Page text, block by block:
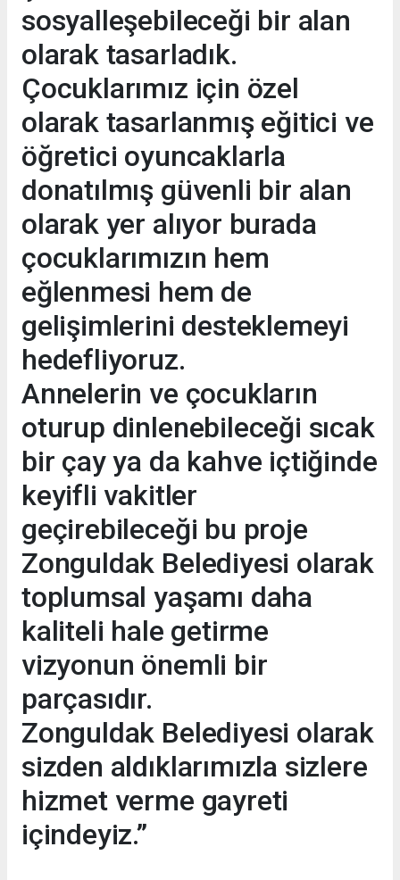
sosyalleşebileceği bir alan
olarak tasarladık.
Çocuklarımız için özel
olarak tasarlanmış eğitici ve
öğretici oyuncaklarla
donatılmış güvenli bir alan
olarak yer alıyor burada
çocuklarımızın hem
eğlenmesi hem de
gelişimlerini desteklemeyi
hedefliyoruz.
Annelerin ve çocukların
oturup dinlenebileceği sıcak
bir çay ya da kahve içtiğinde
keyifli vakitler
geçirebileceği bu proje
Zonguldak Belediyesi olarak
toplumsal yaşamı daha
kaliteli hale getirme
vizyonun önemli bir
parçasıdır.
Zonguldak Belediyesi olarak
sizden aldıklarımızla sizlere
hizmet verme gayreti
içindeyiz.”